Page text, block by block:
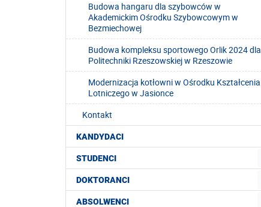
Budowa hangaru dla szybowców w
Akademickim Ośrodku Szybowcowym w
Bezmiechowej
Budowa kompleksu sportowego Orlik 2024 dla
Politechniki Rzeszowskiej w Rzeszowie
Modernizacja kotłowni w Ośrodku Kształcenia
Lotniczego w Jasionce
Kontakt
KANDYDACI
STUDENCI
DOKTORANCI
ABSOLWENCI